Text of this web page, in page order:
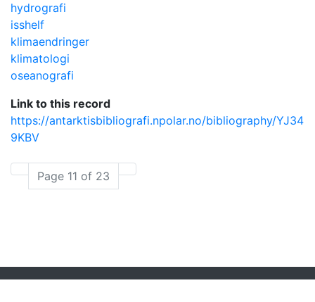
hydrografi
isshelf
klimaendringer
klimatologi
oseanografi
Link to this record
https://antarktisbibliografi.npolar.no/bibliography/YJ34
9KBV
Page 11 of 23